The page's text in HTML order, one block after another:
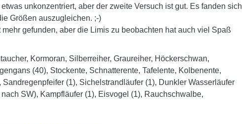
unkonzentriert, aber der zweite Versuch ist gut. Es fanden sich
Größen auszugleichen. ;-)
gefunden, aber die Limis zu beobachten hat auch viel Spaß
Kormoran, Silberreiher, Graureiher, Höckerschwan,
(40), Stockente, Schnatterente, Tafelente, Kolbenente,
(1), Sichelstrandläufer (1), Dunkler Wasserläufer
SW), Kampfläufer (1), Eisvogel (1), Rauchschwalbe,